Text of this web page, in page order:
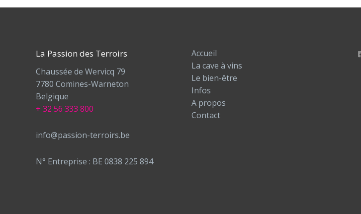
La Passion des Terroirs
Chaussée de Wervicq 79
7780 Comines-Warneton
Belgique
+ 32 56 333 800
info@passion-terroirs.be
N° Entreprise : BE 0838 225 894
Accueil
La cave à vins
Le bien-être
Infos
A propos
Contact